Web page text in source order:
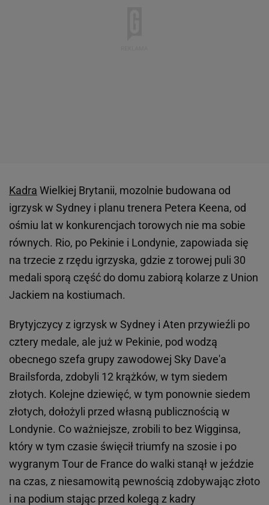
Kadra Wielkiej Brytanii, mozolnie budowana od
igrzysk w Sydney i planu trenera Petera Keena, od
ośmiu lat w konkurencjach torowych nie ma sobie
równych. Rio, po Pekinie i Londynie, zapowiada się
na trzecie z rzędu igrzyska, gdzie z torowej puli 30
medali sporą część do domu zabiorą kolarze z Union
Jackiem na kostiumach.
Brytyjczycy z igrzysk w Sydney i Aten przywieźli po
cztery medale, ale już w Pekinie, pod wodzą
obecnego szefa grupy zawodowej Sky Dave'a
Brailsforda, zdobyli 12 krążków, w tym siedem
złotych. Kolejne dziewięć, w tym ponownie siedem
złotych, dołożyli przed własną publicznością w
Londynie. Co ważniejsze, zrobili to bez Wigginsa,
który w tym czasie święcił triumfy na szosie i po
wygranym Tour de France do walki stanął w jeździe
na czas, z niesamowitą pewnością zdobywając złoto
i na podium stając przed kolegą z kadry